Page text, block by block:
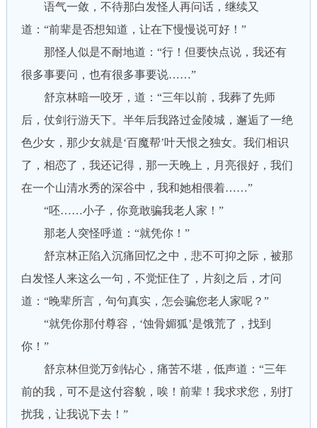
语气一敛，不待那白发怪人再问话，继续又
道：“前辈是否想知道，让在下慢慢说可好！”
那怪人似是不耐地道：“行！但要快点说，我还有
很多事要问，也有很多事要说……”
舒京林暗一咬牙，道：“三年以前，我葬了先师
后，仗剑行游天下。半年后我路过金陵城，邂逅了一绝
色少女，那少女就是‘百魔帮’叶天恨之独女。我们相识
了，相恋了，我还记得，那一天晚上，月亮很好，我们
在一个山清水秀的深谷中，我和她相偎着……”
“呸……小子，你竟敢骗我老人家！”
那老人突怪呼道：“就凭你！”
舒京林正陷入沉痛回忆之中，悲不可抑之际，被那
白发怪人来这么一句，不觉怔住了，片刻之后，才问
道：“晚辈所言，句句真实，怎会骗您老人家呢？”
“就凭你那付尊容，‘蚀骨媚狐’是饿荒了，找到
你！”
舒京林但觉万剑钻心，痛苦不堪，低声道：“三年
前的我，可不是这付容貌，唉！前辈！我求求您，别打
扰我，让我说下去！”